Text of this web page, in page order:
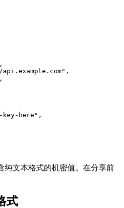
here",
纯文本格式的机密值。在分享前
式